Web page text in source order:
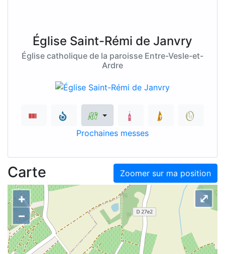
Église Saint-Rémi de Janvry
Église catholique de la paroisse Entre-Vesle-et-
Ardre
Prochaines messes
Zoomer sur ma position
Carte
+
–
⤢